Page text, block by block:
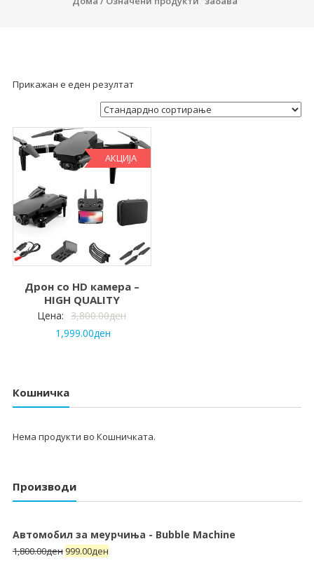
Прикажан е еден резултат
АКЦИЈА
Дрон со HD камера –
HIGH QUALITY
Цена: 3,800.00ден
1,999.00ден
Кошничка
Нема продукти во Кошничката.
Производи
Автомобил за меурчиња - Bubble Machine
1,800.00ден 999.00ден